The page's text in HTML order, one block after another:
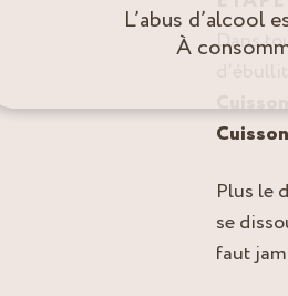
Dans
Plus le
se
faut
L’abus d’alcool
À